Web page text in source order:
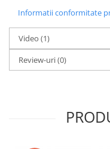
Informatii conformitate
Video (1)
Review-uri(0)